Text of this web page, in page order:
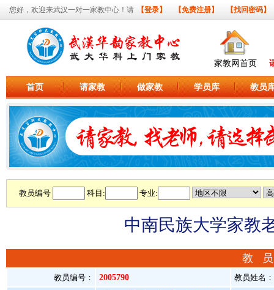
您好，欢迎来武汉一对一家教中心！请 【登录】 【免费注册】 【找回密码】
家教网首页
首页 请家教 做家教 学员库 教员
教员编号 科目: 专业:
中南民族大学家教
教
教员编号： 2005790 教员姓名